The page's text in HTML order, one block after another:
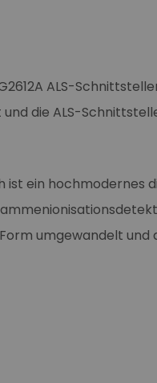
ALS-
die ALS-
ein hochmodernes
umgewandelt und